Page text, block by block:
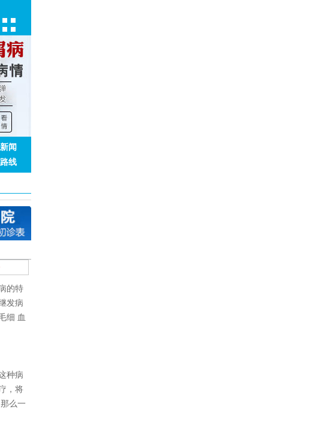
闻
线
的特
发病
细 血
种病
，将
么一